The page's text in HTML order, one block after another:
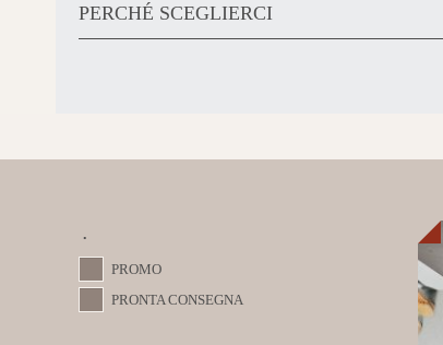
PERCHÉ SCEGLIERCI
.
PROMO
PRONTA CONSEGNA